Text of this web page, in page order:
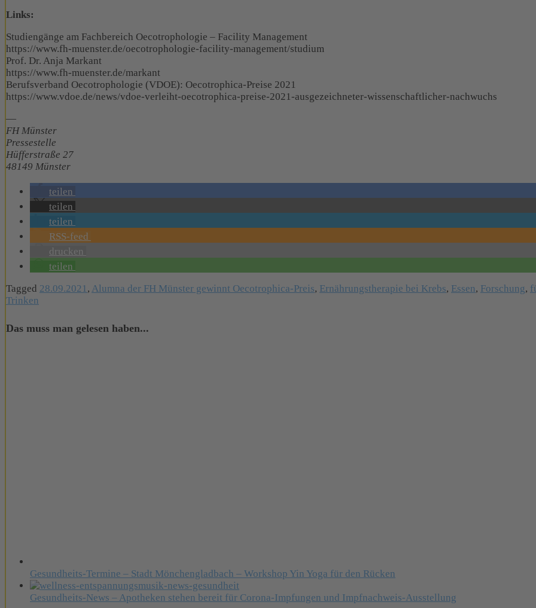
Links:
Studiengänge am Fachbereich Oecotrophologie – Facility Management
https://www.fh-muenster.de/oecotrophologie-facility-management/studium
Prof. Dr. Anja Markant
https://www.fh-muenster.de/markant
Berufsverband Oecotrophologie (VDOE): Oecotrophica-Preise 2021
https://www.vdoe.de/news/vdoe-verleiht-oecotrophica-preise-2021-ausgezeichneter-wissenschaftlicher-nachwuchs
—
FH Münster
Pressestelle
Hüfferstraße 27
48149 Münster
teilen
teilen
teilen
RSS-feed
drucken
teilen
Tagged 28.09.2021 , Alumna der FH Münster gewinnt Oecotrophica-Preis, Ernährungstherapie bei Krebs, Essen, Forschung,
Trinken
Das muss man gelesen haben...
Gesundheits-Termine – Stadt Mönchengladbach – Workshop Yin Yoga für den Rücken
Gesundheits-News – Apotheken stehen bereit für Corona-Impfungen und Impfnachweis-Ausstellung